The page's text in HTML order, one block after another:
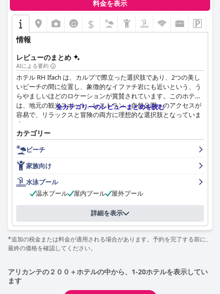
料金を表示
$
情報
レビューのまとめ
AIによる要約
ホテル RH Ifach は、カルプで際立った選択肢であり、2つの美し
いビーチの間に位置し、象徴的なイファチ岩にも近いという、う
らやましいほどのロケーションが賞賛されています。このホテル
は、地元の観光スポット、レストラン、自然公園へのアクセスが
容易で、リラックスと冒険の両方に理想的な選択肢となっていま
す。
宿泊客は一様に、多様で豊富なビュッフェを提供するホテルの素
晴らしい朝食を強調しており、さまざまな好みに対応していま
す。フレンドリーで効率的なスタッフがそれを引き立てていま
す。ホテルの夕食は、質と価値の点で良い評価を受けています
が、一部の宿泊客は、種類と一貫性に改善の余地があると感じて
います。
また、広々として清潔な客室も高く評価されており、その多くか
らは海と山の息をのむような景色を眺めることができます。ファ
ミリールームは、その広さと利便性から特に人気がありますが、
一部の宿泊客は、内装や家具の更新が必要だと述べています。
清潔さは大きな強みであり、客室と共用エリア全体で非の打ちど
は、そのフレンドリーさ、プロ意識、ゲストエクスペリエンスを
向上させようとする意欲が高く評価されています。
全カテゴリーのレビューまとめを読む
カテゴリー
ビーチ
家族向け
水泳プール
温水プール
屋内プール 屋外プール
詳細を表示
*追加の税金または料金が適用される場合があります。予約を完了する前に、
最終の価格を確認してください。
アリカンテの２００＋ホテルの中から、1-20ホテルを表示してい
ます